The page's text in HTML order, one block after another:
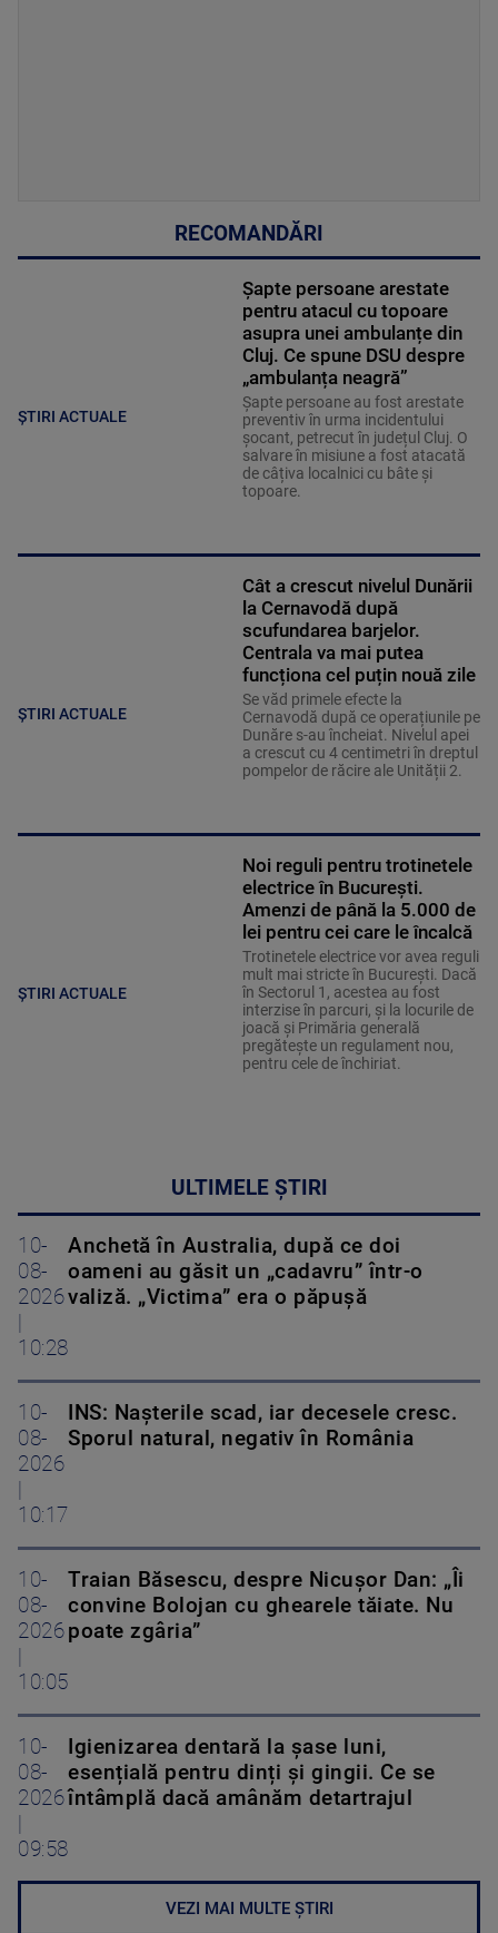
RECOMANDĂRI
ȘTIRI ACTUALE
Șapte persoane arestate
pentru atacul cu topoare
asupra unei ambulanțe din
Cluj. Ce spune DSU despre
„ambulanța neagră”
Șapte persoane au fost arestate
preventiv în urma incidentului
șocant, petrecut în județul Cluj. O
salvare în misiune a fost atacată
de câțiva localnici cu bâte și
topoare.
ȘTIRI ACTUALE
Cât a crescut nivelul Dunării
la Cernavodă după
scufundarea barjelor.
Centrala va mai putea
funcționa cel puțin nouă zile
Se văd primele efecte la
Cernavodă după ce operațiunile pe
Dunăre s-au încheiat. Nivelul apei
a crescut cu 4 centimetri în dreptul
pompelor de răcire ale Unității 2.
ȘTIRI ACTUALE
Noi reguli pentru trotinetele
electrice în București.
Amenzi de până la 5.000 de
lei pentru cei care le încalcă
Trotinetele electrice vor avea reguli
mult mai stricte în București. Dacă
în Sectorul 1, acestea au fost
interzise în parcuri, și la locurile de
joacă și Primăria generală
pregătește un regulament nou,
pentru cele de închiriat.
ULTIMELE ȘTIRI
10-
08-
2026
|
10:28
Anchetă în Australia, după ce doi
oameni au găsit un „cadavru” într-o
valiză. „Victima” era o păpușă
10-
08-
2026
|
10:17
INS: Nașterile scad, iar decesele cresc.
Sporul natural, negativ în România
10-
08-
2026
|
10:05
Traian Băsescu, despre Nicușor Dan: „Îi
convine Bolojan cu ghearele tăiate. Nu
poate zgâria”
10-
08-
2026
|
09:58
Igienizarea dentară la șase luni,
esențială pentru dinți și gingii. Ce se
întâmplă dacă amânăm detartrajul
VEZI MAI MULTE ȘTIRI